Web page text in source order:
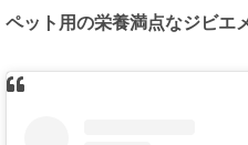
ペット用の栄養満点なジビエ